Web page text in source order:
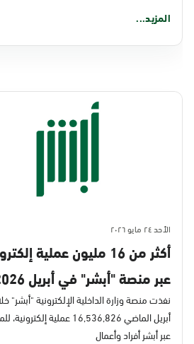
المزيد...
الأحد ٢٤ مايو ٢٠٢٦
أكثر من 16 مليون عملية
عبر منصة "أبشر" في أبريل 2026م
نفذت منصة وزارة الداخلية الإلكترونية "أبشر"
أبريل الماضي 16,536,826 عملية
عبر أبشر أفراد وأعمال